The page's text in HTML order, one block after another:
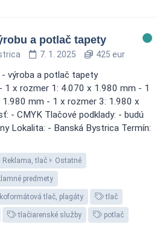
a potlač tapety
7. 1. 2025 425 eur
výroba a potlač tapety
x rozmer 1: 4.070 x 1.980 mm - 1
mm - 1 x rozmer 3: 1.980 x
- CMYK Tlačové podklady: - budú
Lokalita: - Banská Bystrica Termín:
Reklama, tlač Ostatné
predmety
tlač, plagáty tlač
tlačiarenské služby potlač